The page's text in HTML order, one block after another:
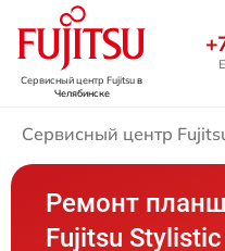
Сервисный центр Fujitsuв
Челябинске
Сервисный центр
Ремонт
Fujitsu